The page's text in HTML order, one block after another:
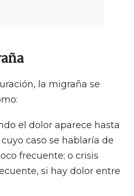
la migraña se
el dolor aparece hasta
caso se hablaría de
frecuente; o crisis
si hay dolor entre